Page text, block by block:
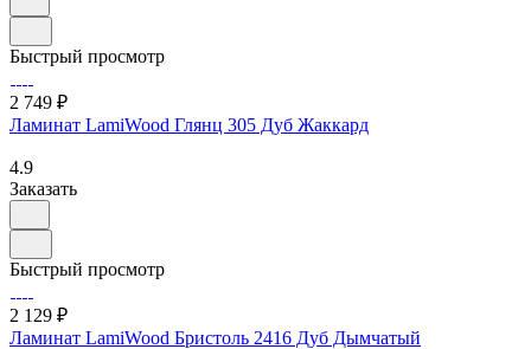
Быстрый просмотр
2 749 ₽
Ламинат LamiWood Глянц 305 Дуб Жаккард
4.9
Заказать
Быстрый просмотр
2 129 ₽
Ламинат LamiWood Бристоль 2416 Дуб Дымчатый